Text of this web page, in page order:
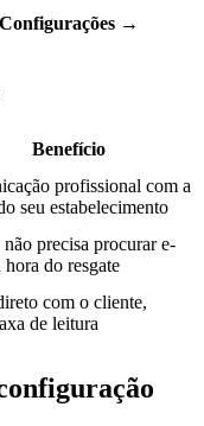
Configurações →
Benefício
profissional com a
seu estabelecimento
precisa procurar e-
hora do resgate
com o cliente,
de leitura